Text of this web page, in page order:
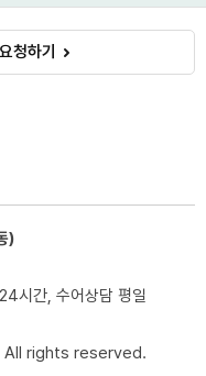
청하기
)
시간, 수어상담 평일
rights reserved.